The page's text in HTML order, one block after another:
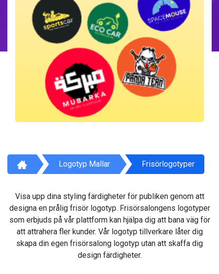
Logotyp Mallar Frisörlogotyper
Visa upp dina styling färdigheter för publiken genom att
designa en prålig frisör logotyp. Frisörsalongens logotyper
som erbjuds på vår plattform kan hjälpa dig att bana väg för
att attrahera fler kunder. Vår logotyp tillverkare låter dig
skapa din egen frisörsalong logotyp utan att skaffa dig
design färdigheter.